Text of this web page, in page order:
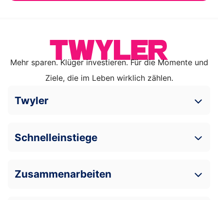
Mehr sparen. Klüger investieren. Für die Momente und
Ziele, die im Leben wirklich zählen.
Twyler
Schnelleinstiege
Zusammenarbeiten